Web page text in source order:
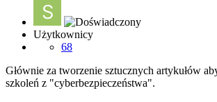
Użytkownicy
68
Głównie za tworzenie sztucznych artykułów
szkoleń z "cyberbezpieczeństwa".